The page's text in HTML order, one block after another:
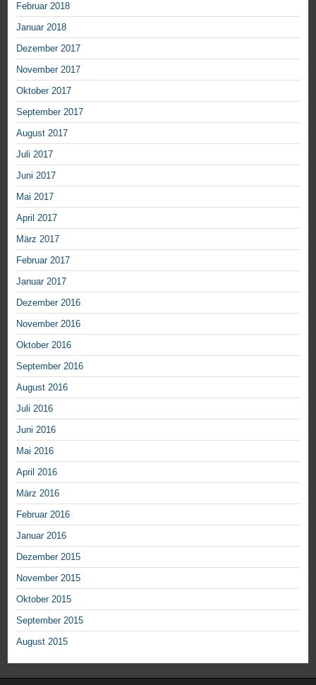
Februar 2018
Januar 2018
Dezember 2017
November 2017
Oktober 2017
September 2017
August 2017
Juli 2017
Juni 2017
Mai 2017
April 2017
März 2017
Februar 2017
Januar 2017
Dezember 2016
November 2016
Oktober 2016
September 2016
August 2016
Juli 2016
Juni 2016
Mai 2016
April 2016
März 2016
Februar 2016
Januar 2016
Dezember 2015
November 2015
Oktober 2015
September 2015
August 2015